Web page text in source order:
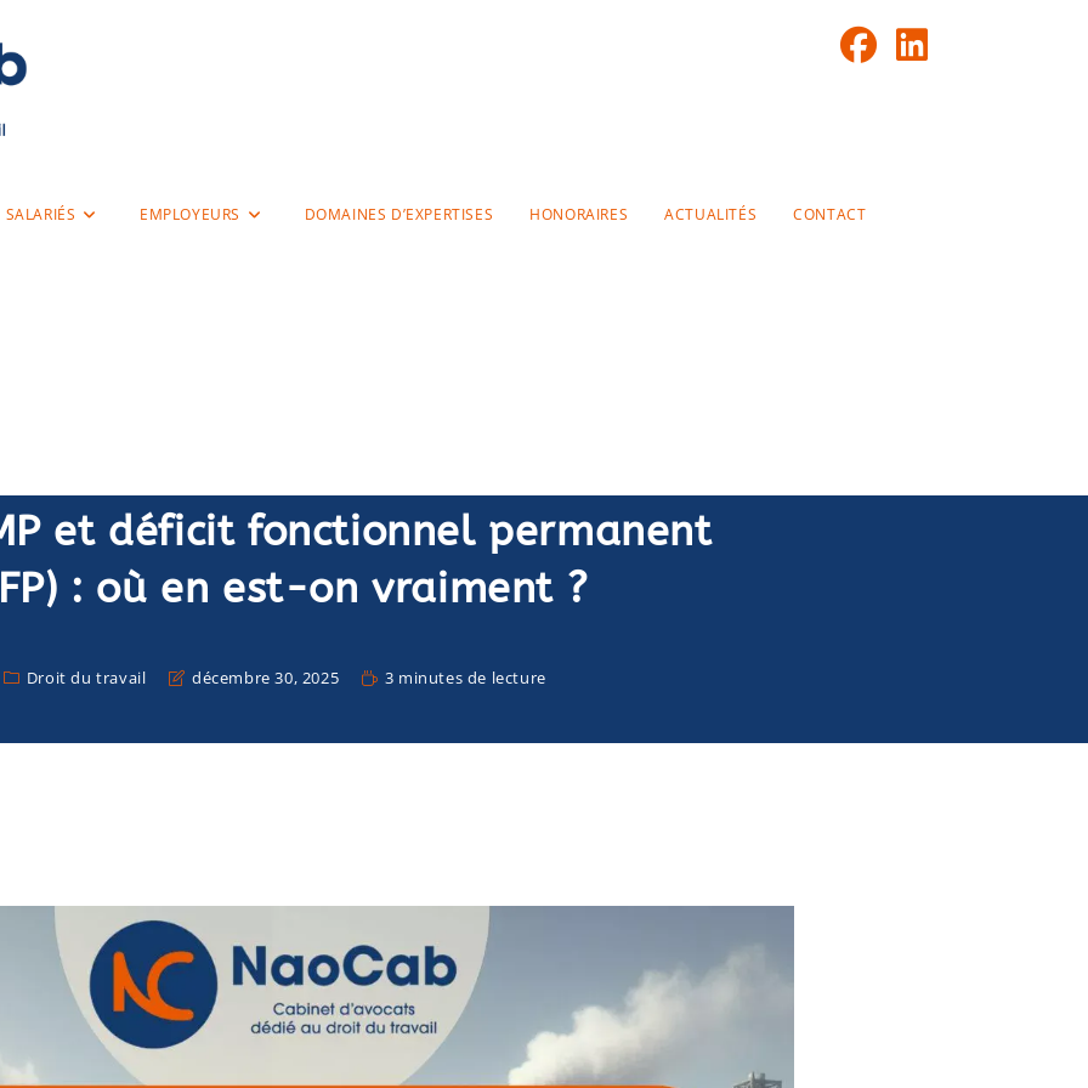
SALARIÉS EMPLOYEURS DOMAINES D’EXPERTISES HONORAIRES ACTUALITÉS CONTACT
et déficit fonctionnel permanent
: où en est-on vraiment ?
Droit du travail décembre 30, 2025 3 minutes de lecture